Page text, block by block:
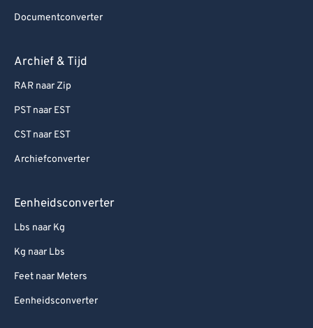
Documentconverter
Archief & Tijd
RAR naar Zip
PST naar EST
CST naar EST
Archiefconverter
Eenheidsconverter
Lbs naar Kg
Kg naar Lbs
Feet naar Meters
Eenheidsconverter